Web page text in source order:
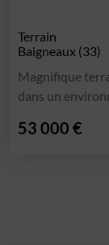
Terrain
Baigneaux (33)
Magnifique
dans un
53 000 €